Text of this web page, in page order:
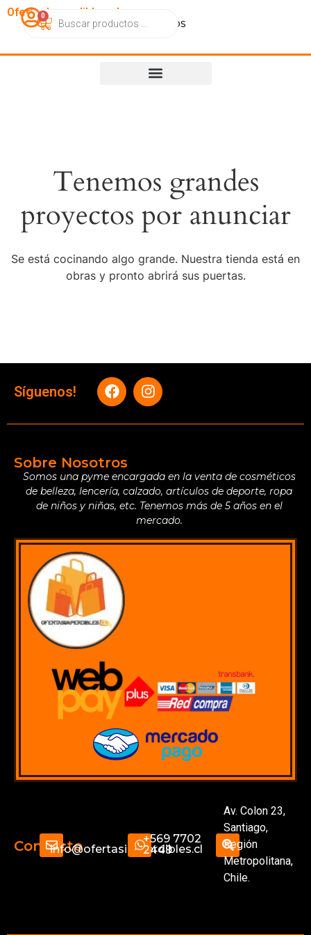
OfertasImperdibles.cl
CatálogoContactoNosotros
0
Tenemos grandes
proyectos por anunciar
Se está cocinando algo grande. Nuestra tienda está en
obras y pronto abrirá sus puertas.
Síguenos!
Sobre Nosotros
Somos una pyme encargada en la venta de cosméticos
de belleza, lencería, calzado, artículos de deporte, ropa
de niños y niñas, etc. Tenemos más de 5 años en el
mercado.
Contactoinfo@ofertasimperdibles.cl
+569 7702
2449
Av. Colon 23,
Santiago,
Región
Metropolitana,
Chile.